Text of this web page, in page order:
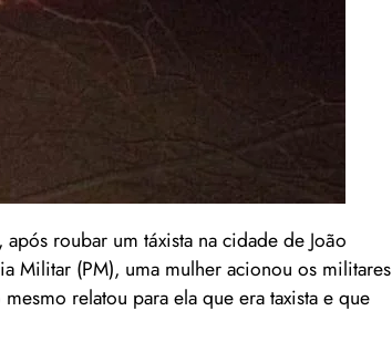
roubar um táxista na cidade de João
Militar (PM), uma mulher acionou os militares
relatou para ela que era taxista e que